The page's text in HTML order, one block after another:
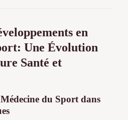
en
Une Évolution
Santé et
du Sport dans